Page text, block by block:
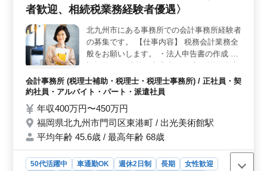
費支給され、通勤の負担が軽減されます。 ＜充実し
た福利厚生＞ 退職金制度があり、長期的に安心して働
けます。各種保険も完備されており、福利厚生が充実し
ています。日曜、祝日が休みで、有給休暇も取得可能な
ため、プライベートの時間も大切にできます。
者歓迎、相続税業務経験者優遇〉
北九州市にある事務所での会計事務所経験者
の募集です。 【仕事内容】 税務会計業務全
般をお願いします。 ・法人申告書の作成 ・
・税務に関係する仕事全般 ・経営アドバイ
ス ◯税理士資格保有者歓迎 ◯50歳の経験者
会計事務所 (税理士補助・税理士・税理士事務所) / 正社員・契
約社員・アルバイト・パート・派遣社員
年収400万円〜450万円
福岡県北九州市門司区東港町 / 出光美術館駅
平均年齢 45.6歳 / 最高年齢 68歳
50代活躍中 車通勤OK 週休2日制 長期
女性歓迎